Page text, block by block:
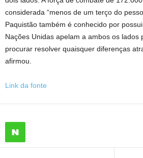
considerada “menos de um terço do
Paquistão também é conhecido por
Nações Unidas apelam a ambos os lados
procurar resolver quaisquer diferenças
afirmou.
Link da fonte